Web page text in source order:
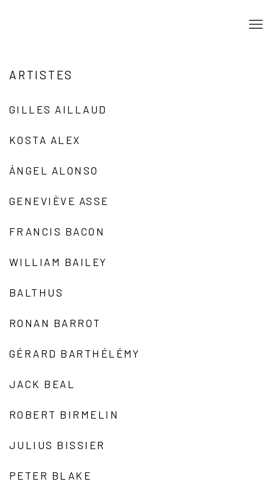
ARTISTES
GILLES AILLAUD
KOSTA ALEX
ÁNGEL ALONSO
GENEVIÈVE ASSE
FRANCIS BACON
WILLIAM BAILEY
BALTHUS
RONAN BARROT
GÉRARD BARTHÉLÉMY
JACK BEAL
ROBERT BIRMELIN
JULIUS BISSIER
PETER BLAKE